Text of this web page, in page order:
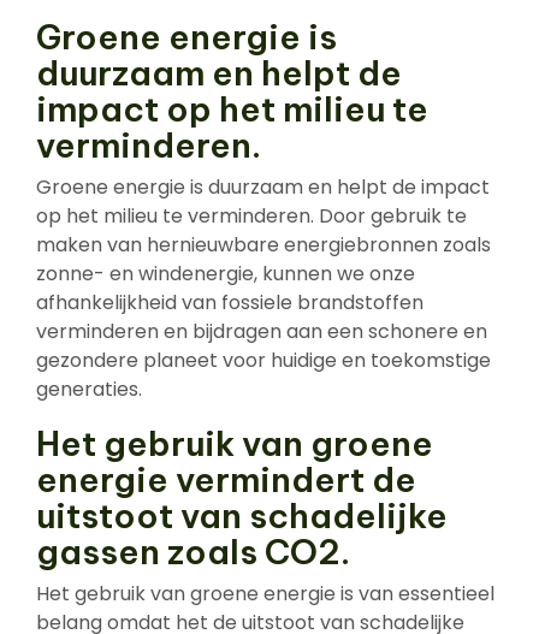
Groene energie is
duurzaam en helpt de
impact op het milieu te
verminderen.
Groene energie is duurzaam en helpt de impact
op het milieu te verminderen. Door gebruik te
maken van hernieuwbare energiebronnen zoals
zonne- en windenergie, kunnen we onze
afhankelijkheid van fossiele brandstoffen
verminderen en bijdragen aan een schonere en
gezondere planeet voor huidige en toekomstige
generaties.
Het gebruik van groene
energie vermindert de
uitstoot van schadelijke
gassen zoals CO2.
Het gebruik van groene energie is van essentieel
belang omdat het de uitstoot van schadelijke